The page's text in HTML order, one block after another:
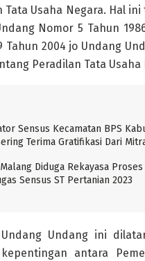
Tata Usaha Negara. Hal
Nomor 5 Tahun
Tahun 2004 jo Undang
Peradilan Tata Usaha
Sensus Kecamatan BPS
Terima Gratifikasi Dari
Diduga Rekayasa Proses
Sensus ST Pertanian 2023
Undang ini
antara